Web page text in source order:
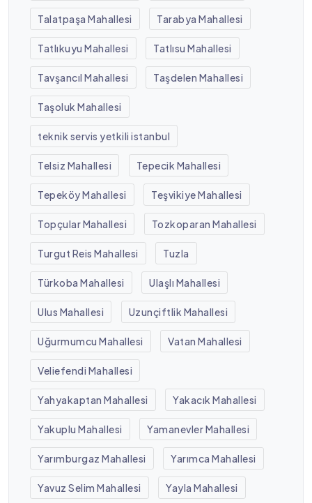
Talatpaşa Mahallesi Tarabya Mahallesi
Tatlıkuyu Mahallesi Tatlısu Mahallesi
Tavşancıl Mahallesi Taşdelen Mahallesi
Taşoluk Mahallesi
teknik servis yetkili istanbul
Telsiz Mahallesi Tepecik Mahallesi
Tepeköy Mahallesi Teşvikiye Mahallesi
Topçular Mahallesi Tozkoparan Mahallesi
Turgut Reis Mahallesi Tuzla
Türkoba Mahallesi Ulaşlı Mahallesi
Ulus Mahallesi Uzunçiftlik Mahallesi
Uğurmumcu Mahallesi Vatan Mahallesi
Veliefendi Mahallesi
Yahyakaptan Mahallesi Yakacık Mahallesi
Yakuplu Mahallesi Yamanevler Mahallesi
Yarımburgaz Mahallesi Yarımca Mahallesi
Yavuz Selim Mahallesi Yayla Mahallesi